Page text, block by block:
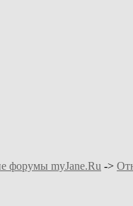
форумы myJane.Ru ->